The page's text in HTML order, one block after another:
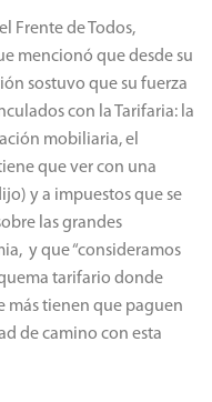
Frente de Todos,
mencionó que desde su
sostuvo que su fuerza
con la Tarifaria: la
mobiliaria, el
que ver con una
y a impuestos que se
las grandes
y que “consideramos
tarifario donde
más tienen que paguen
de camino con esta